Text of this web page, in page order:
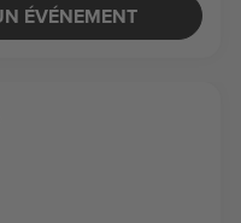
ÉVÉNEMENT